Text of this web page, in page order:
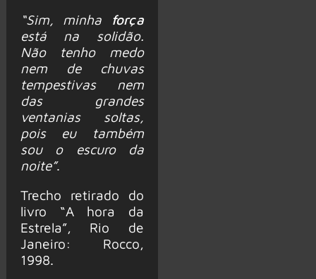
“Sim, minha
força
está na solidão.
Não tenho medo
nem de chuvas
tempestivas nem
das grandes
ventanias soltas,
pois eu também
sou o escuro da
noite”.
Trecho retirado do
livro “A hora da
Estrela”, Rio de
Janeiro: Rocco,
1998.